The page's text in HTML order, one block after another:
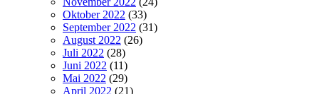
Oktober 2022 (33)
September 2022 (31)
August 2022 (26)
Juli 2022 (28)
Juni 2022 (11)
Mai 2022 (29)
April 2022 (21)